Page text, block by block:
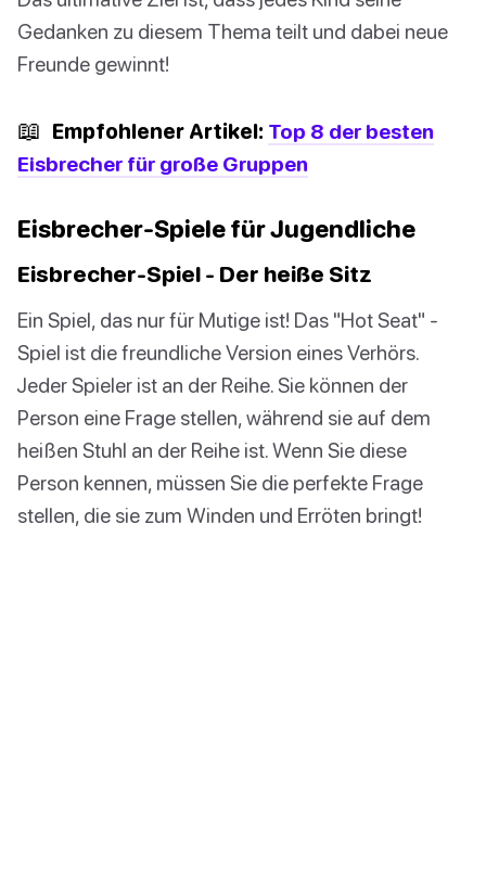
Gedanken zu diesem Thema teilt und dabei neue
Freunde gewinnt!
📖 Empfohlener Artikel: Top 8 der besten
Eisbrecher für große Gruppen
Eisbrecher-Spiele für Jugendliche
Eisbrecher-Spiel - Der heiße Sitz
Ein Spiel, das nur für Mutige ist! Das "Hot Seat" -
Spiel ist die freundliche Version eines Verhörs.
Jeder Spieler ist an der Reihe. Sie können der
Person eine Frage stellen, während sie auf dem
heißen Stuhl an der Reihe ist. Wenn Sie diese
Person kennen, müssen Sie die perfekte Frage
stellen, die sie zum Winden und Erröten bringt!